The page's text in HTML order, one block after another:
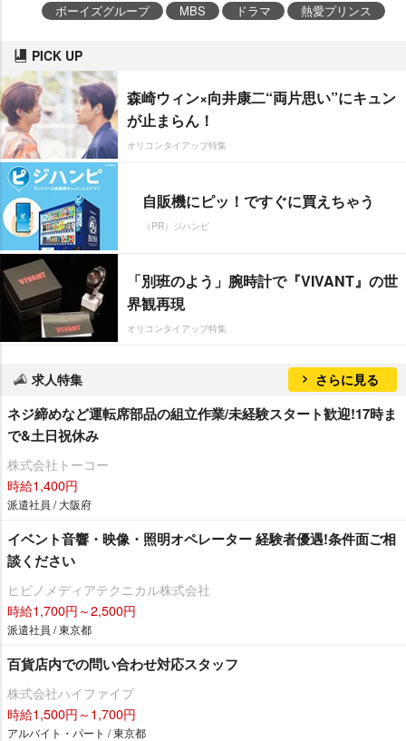
ボーイズグループ MBS ドラマ 熱愛プリンス
PICK UP
森崎ウィン×向井康二“両片思い”にキュン
が止まらん！
オリコンタイアップ特集
自販機にピッ！ですぐに買えちゃう
（PR）ジハンピ
「別班のよう」腕時計で『VIVANT』の世
界観再現
オリコンタイアップ特集
求人特集 さらに見る
ネジ締めなど運転席部品の組立作業/未経験スタート歓迎!17時ま
で&土日祝休み
株式会社トーコー
時給1,400円
派遣社員 / 大阪府
イベント音響・映像・照明オペレーター 経験者優遇!条件面ご相
談ください
ヒビノメディアテクニカル株式会社
時給1,700円～2,500円
派遣社員 / 東京都
百貨店内での問い合わせ対応スタッフ
株式会社ハイファイブ
時給1,500円～1,700円
アルバイト・パート / 東京都